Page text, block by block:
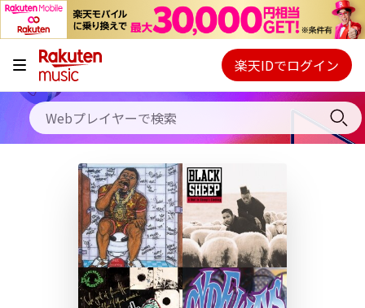
キャンペーン
料金プラン
使い方
初回30日間無料お試し
Webプレイヤー
ご契約内容の確認・変更
楽天IDでログイン